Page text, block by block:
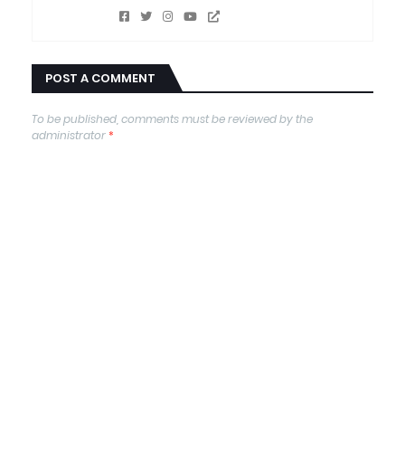
POST A COMMENT
To be published, comments must be reviewed by the
administrator*